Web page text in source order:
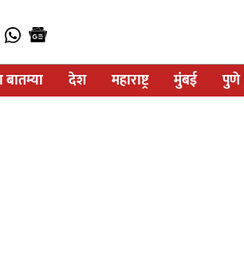
बातम्या
देश महाराष्ट्र मुंबई पुणे